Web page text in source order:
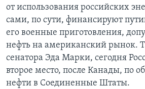
от использования российских
сами, по сути, финансируют
его военные приготовления,
нефть на американский рынок.
сенатора Эда Марки, сегодня
второе место, после Канады, по
нефти в Соединенные Штаты.